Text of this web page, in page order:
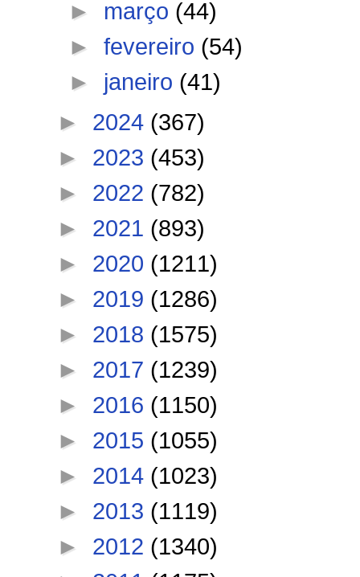
► março (44)
►fevereiro (54)
► janeiro (41)
► 2024 (367)
► 2023 (453)
► 2022 (782)
► 2021 (893)
► 2020 (1211)
► 2019 (1286)
► 2018 (1575)
► 2017 (1239)
► 2016 (1150)
► 2015 (1055)
► 2014 (1023)
► 2013 (1119)
► 2012 (1340)